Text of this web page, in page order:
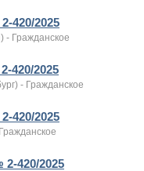
420/2025
- Гражданское
420/2025
- Гражданское
420/2025
2-420/2025